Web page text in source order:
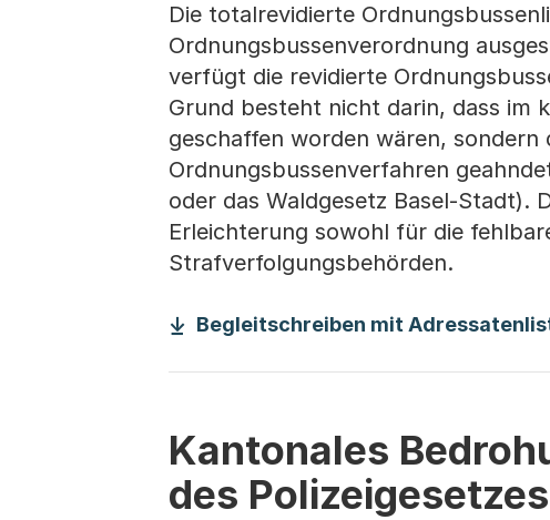
Die totalrevidierte
Ordnungsbussenverordnung
verfügt die revidierte
Grund besteht nicht darin, dass im
geschaffen worden wären,
Ordnungsbussenverfahren
oder das Waldgesetz Basel-Stadt).
Erleichterung sowohl für die
Strafverfolgungsbehörden.
Begleitschreiben mit
Kantonales
des